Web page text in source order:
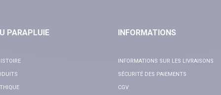
PARAPLUIE INFORMATIONS
INFORMATIONS SUR LES LIVRAISONS
SÉCURITÉ DES PAIEMENTS
CGV